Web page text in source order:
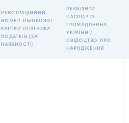
РЕЄСТРАЦІЙНИЙ
НОМЕР ОБЛІКОВОЇ
КАРТКИ ПЛАТНИКА
ПОДАТКІВ (ЗА
НАЯВНОСТІ)
РЕКВІЗИТИ
ПАСПОРТА
ГРОМАДЯНИНА
УКРАЇНИ /
СВІДОЦТВО ПРО
НАРОДЖЕННЯ